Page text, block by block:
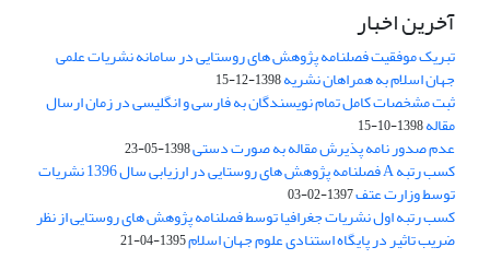
آخرین اخبار
تبریک موفقیت فصلنامه پژوهش های روستایی در سامانه نشریات علمی
جهان اسلام به همراهان نشریه1398-12-15
ثبت مشخصات کامل تمام نویسندگان به فارسی و انگلیسی در زمان ارسال
مقاله1398-10-15
عدم صدور نامه پذیرش مقاله به صورت دستی1398-05-23
کسب رتبه A فصلنامه پژوهش های روستایی در ارزیابی سال 1396 نشریات
توسط وزارت عتف1397-02-03
کسب رتبه اول نشریات جغرافیا توسط فصلنامه پژوهش های روستایی از نظر
ضریب تاثیر در پایگاه استنادی علوم جهان اسلام1395-04-21